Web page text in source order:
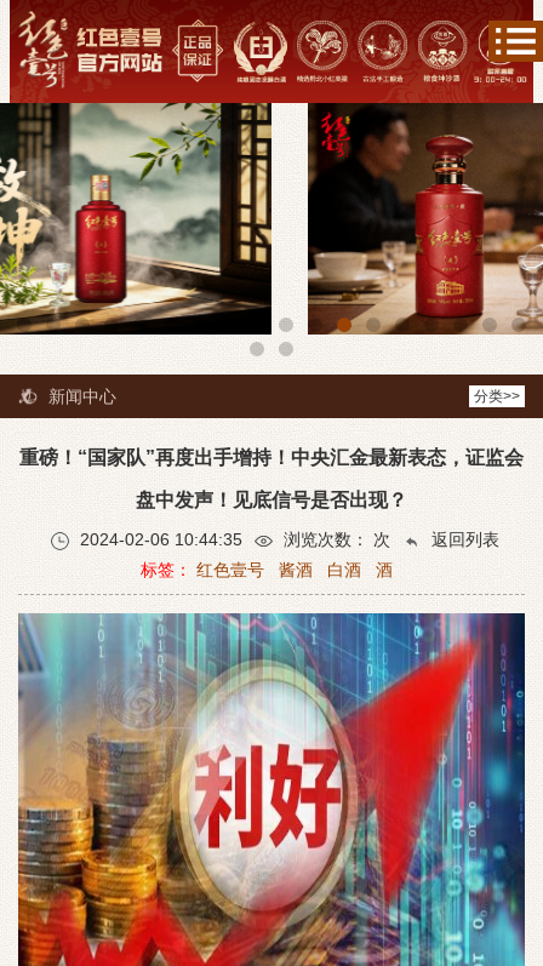
新闻中心 分类>>
重磅！“国家队”再度出手增持！中央汇金最新表态，证监会
盘中发声！见底信号是否出现？
2024-02-06 10:44:35 浏览次数： 次
返回列表
标签： 红色壹号 酱酒 白酒 酒